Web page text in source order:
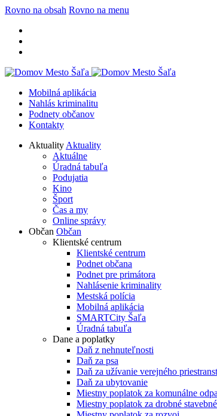
Rovno na obsah Rovno na menu
Mobilná aplikácia
Nahlás kriminalitu
Podnety občanov
Kontakty
Aktuality Aktuality
Aktuálne
Úradná tabuľa
Podujatia
Kino
Šport
Čas a my
Online správy
Občan Občan
Klientské centrum
Klientské centrum
Podnet občana
Podnet pre primátora
Nahlásenie kriminality
Mestská polícia
Mobilná aplikácia
SMARTCity Šaľa
Úradná tabuľa
Dane a poplatky
Daň z nehnuteľnosti
Daň za psa
Daň za užívanie verejného
Daň za ubytovanie
Miestny poplatok za komunálne
Miestny poplatok za drobné